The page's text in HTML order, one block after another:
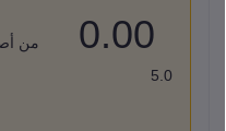
0.00
من
5.0